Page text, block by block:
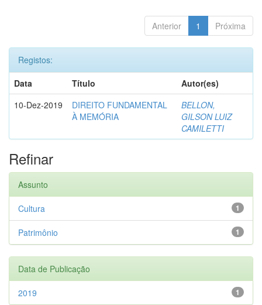
Anterior 1 Próxima
Registos:
Data
Título
Autor(es)
10-Dez-2019
DIREITO FUNDAMENTAL
À MEMÓRIA
BELLON,
GILSON LUIZ
CAMILETTI
Refinar
Assunto
1
Cultura
1
Patrimônio
Data de Publicação
1
2019